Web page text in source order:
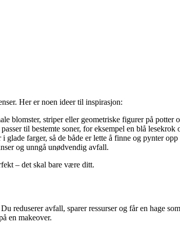
Her er noen ideer til inspirasjon:
blomster, striper eller geometriske figurer på potter
til bestemte soner, for eksempel en blå lesekrok
glade farger, så de både er lette å finne og pynter
og unngå unødvendig avfall.
– det skal bare være ditt.
reduserer avfall, sparer ressurser og får en hage
en makeover.